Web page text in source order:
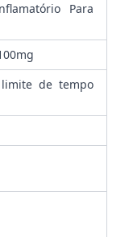
Para
de tempo